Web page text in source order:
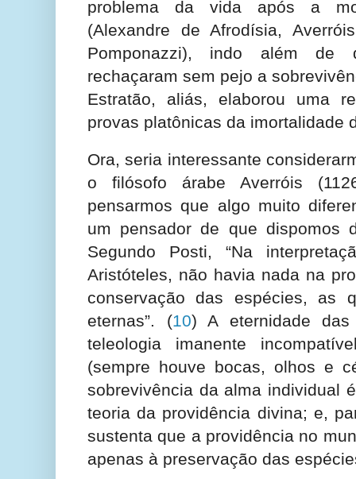
problema da vida após a
(Alexandre de Afrodísia,
Pomponazzi), indo além de
rechaçaram sem pejo a
Estratão, aliás, elaborou uma
provas platônicas da imortalidade
Ora, seria interessante
o filósofo árabe Averróis
pensarmos que algo muito
um pensador de que dispomos
Segundo Posti, “Na
Aristóteles, não havia nada na
conservação das espécies, as
eternas”. (10) A eternidade
teleologia imanente
(sempre houve bocas, olhos e
sobrevivência da alma individual
teoria da providência divina; e,
sustenta que a providência no
apenas à preservação das